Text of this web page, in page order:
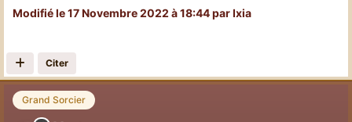
Modifiéle 17 Novembre 2022 à 18:44par Ixia
Citer
Grand Sorcier